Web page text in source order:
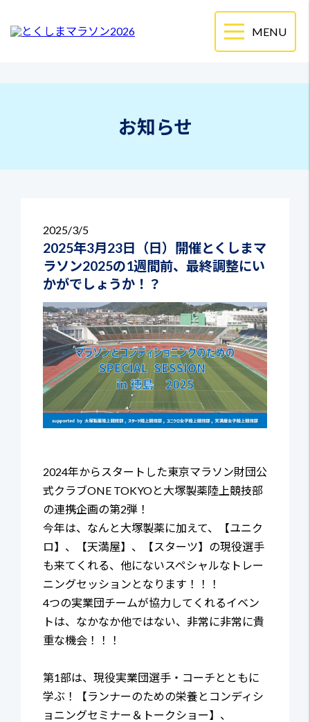
お知らせ
2025 3/5
2025年3月23日（日）開催とくしまマ
ラソン2025の1週間前、最終調整にい
かがでしょうか！？
2024年からスタートした東京マラソン財団公
式クラブONE TOKYOと大塚製薬陸上競技部
の連携企画の第2弾！
今年は、なんと大塚製薬に加えて、【ユニク
ロ】、【天満屋】、【スターツ】の現役選手
も来てくれる、他にないスペシャルなトレー
ニングセッションとなります！！！
4つの実業団チームが協力してくれるイベン
トは、なかなか他ではない、非常に非常に貴
重な機会！！！
第1部は、現役実業団選手・コーチとともに
学ぶ！【ランナーのための栄養とコンディシ
ョニングセミナー＆トークショー】、